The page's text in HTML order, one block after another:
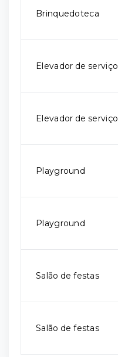
Brinquedoteca
Elevador de serviço
Elevador de serviço
Playground
Playground
Salão de festas
Salão de festas